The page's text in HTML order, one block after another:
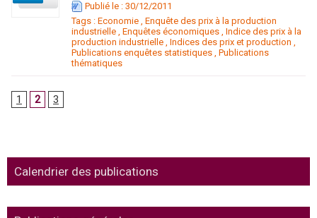
Calendrier des publications
Publié le : 30/12/2011
Tags : Economie , Enquête des prix à la production
industrielle , Enquêtes économiques , Indice des prix à la
production industrielle , Indices des prix et production ,
Publications enquêtes statistiques , Publications
thématiques
1 2 3